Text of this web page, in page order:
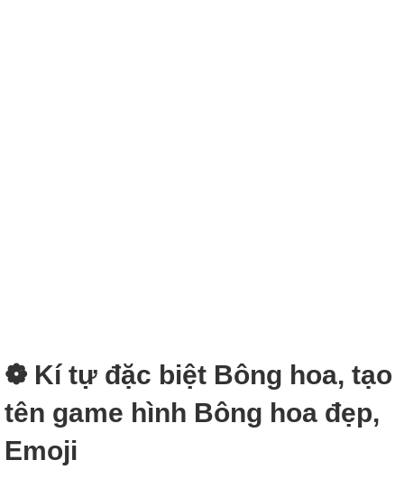
❁ Kí tự đặc biệt Bông hoa, tạo
tên game hình Bông hoa đẹp,
Emoji